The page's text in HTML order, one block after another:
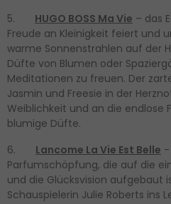
5. HUGO BOSS Ma Vie – das
Freude an Kleinigkeit feiert und
warme Sonnenstrahlen auf der
Düfte von Blumen oder
Meditationen zu freuen. Der
Jasmin und Freesie in der
Weiblichkeit und an die endlose
blumige Düfte.
6. Lancome La Vie Est Belle -
Parfumschöpfung, die auf die
und die Glücksvision aufgebaut
Schauspielerin Julie Roberts ins